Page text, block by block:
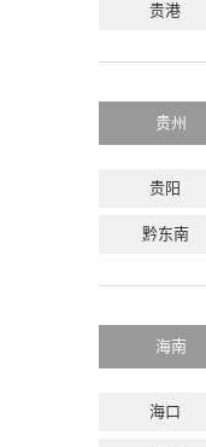
贵港
贵州
贵阳
黔东南
海南
海口